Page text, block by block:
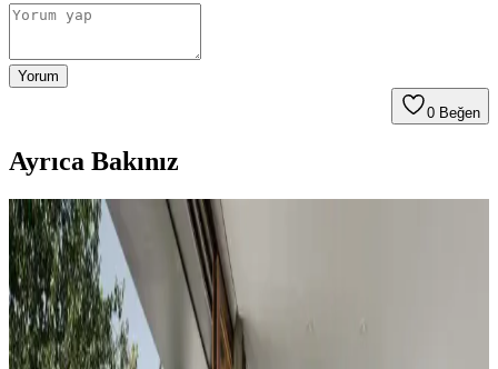
Yorum
0 Beğen
Ayrıca Bakınız
Koltuk ve Aksesuar Sandalyelerde Renk Uyumu ve
Dekorasyonda Görsel Denge Sağlama Yöntemleri
Koltuk ve aksesuar sandalyelerde renk uyumsuzluğu görsel rekabete
yol açabilir. Halı, perde, yastık ve mobilya yerleşimi ile renkler
dengelenerek mekanın estetik bütünlüğü sağlanır.